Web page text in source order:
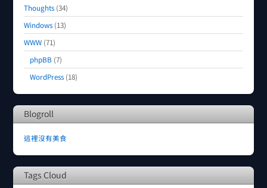
Thoughts (34)
Windows (13)
WWW (71)
phpBB (7)
WordPress (18)
Blogroll
這裡沒有美食
Tags Cloud